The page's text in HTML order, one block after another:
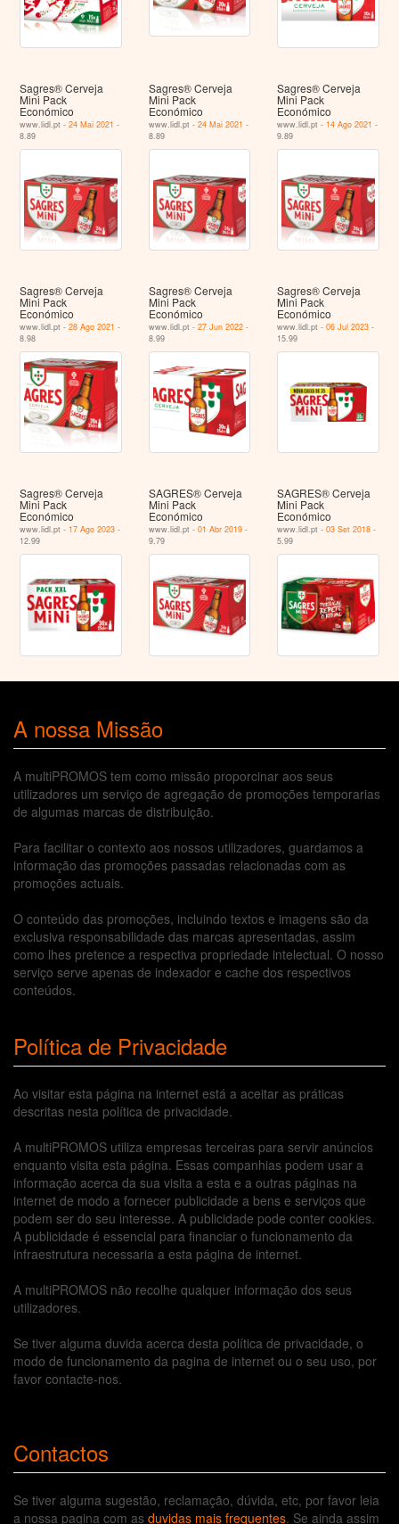
Sagres® Cerveja
Mini Pack
Económico
www.lidl.pt -24 Mai 2021 -
8.89
Sagres® Cerveja
Mini Pack
Económico
www.lidl.pt - 24 Mai 2021 -
8.89
Sagres® Cerveja
Mini Pack
Económico
www.lidl.pt - 14 Ago 2021 -
9.89
Sagres® Cerveja
Mini Pack
Económico
www.lidl.pt -28 Ago 2021 -
8.98
Sagres® Cerveja
Mini Pack
Económico
www.lidl.pt - 27 Jun 2022-
8.99
Sagres® Cerveja
Mini Pack
Económico
www.lidl.pt -06 Jul 2023 -
15.99
Sagres® Cerveja
Mini Pack
Económico
www.lidl.pt - 17 Ago 2023 -
12.99
SAGRES® Cerveja
Mini Pack
Económico
www.lidl.pt - 01 Abr 2019-
9.79
SAGRES® Cerveja
Mini Pack
Económico
www.lidl.pt -03 Set 2018 -
5.99
A nossa Missão
A multiPROMOS tem como missão proporcinar aos seus
utilizadores um serviço de agregação de promoções temporarias
de algumas marcas de distribuição.
Para facilitar o contexto aos nossos utilizadores, guardamos a
informação das promoções passadas relacionadas com as
promoções actuais.
O conteúdo das promoções, incluindo textos e imagens são da
exclusiva responsabilidade das marcas apresentadas, assim
como lhes pretence a respectiva propriedade intelectual. O nosso
serviço serve apenas de indexador e cache dos respectivos
conteúdos.
Política de Privacidade
Ao visitar esta página na internet está a aceitar as práticas
descritas nesta política de privacidade.
A multiPROMOS utiliza empresas terceiras para servir anúncios
enquanto visita esta página. Essas companhias podem usar a
informação acerca da sua visita a esta e a outras páginas na
internet de modo a fornecer publicidade a bens e serviços que
podem ser do seu interesse. A publicidade pode conter cookies.
A publicidade é essencial para financiar o funcionamento da
infraestrutura necessaria a esta página de internet.
A multiPROMOS não recolhe qualquer informação dos seus
utilizadores.
Se tiver alguma duvida acerca desta política de privacidade, o
modo de funcionamento da pagina de internet ou o seu uso, por
favor contacte-nos.
Contactos
Se tiver alguma sugestão, reclamação, dúvida, etc, por favor leia
a nossa pagina com as duvidas mais frequentes. Se ainda assim